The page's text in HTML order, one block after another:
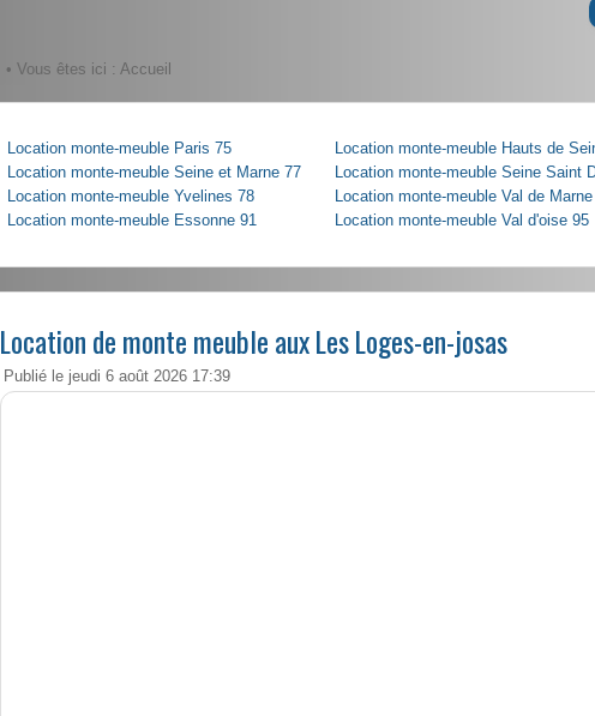
• Vous êtes ici : Accueil
Location monte-meuble Paris 75
Location monte-meuble Seine et Marne 77
Location monte-meuble Yvelines 78
Location monte-meuble Essonne 91
Location monte-meuble Hauts de
Location monte-meuble Seine Saint
Location monte-meuble Val de
Location monte-meuble Val d'oise 95
Location de monte meuble aux Les Loges-en-josas
Publié le jeudi 6 août 2026 17:39